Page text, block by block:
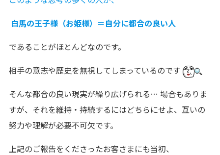
白馬の王子様（お姫様）＝自分に都合の良い人
であることがほとんどなのです。
相手の意志や歴史を無視してしまっているのです
そんな都合の良い現実が繰り広げられる… 場合もありま
すが、それを維持・持続するにはどちらにせよ、互いの
努力や理解が必要不可欠です。
上記のご報告をくださったお客さまにも当初、